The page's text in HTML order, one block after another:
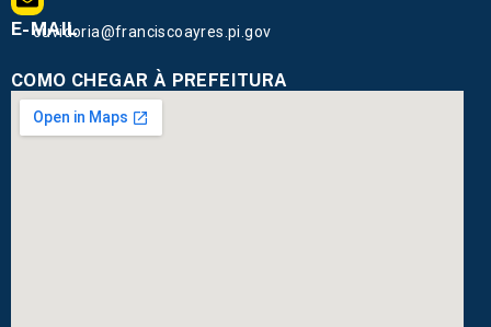
E-MAIL
ouvidoria@franciscoayres.pi.gov
COMO CHEGAR À PREFEITURA